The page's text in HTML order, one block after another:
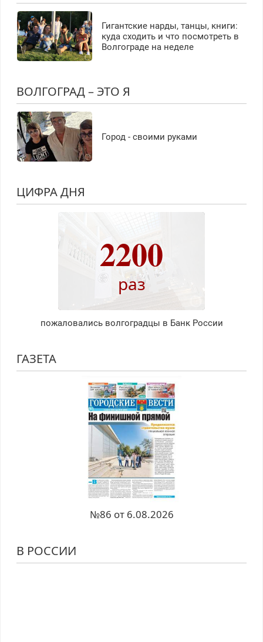
Гигантские нарды, танцы, книги:
куда сходить и что посмотреть в
Волгограде на неделе
ВОЛГОГРАД – ЭТО Я
Город - своими руками
ЦИФРА ДНЯ
2200
раз
пожаловались волгоградцы в Банк России
ГАЗЕТА
№86 от 6.08.2026
В РОССИИ